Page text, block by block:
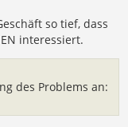
so tief, dass
interessiert.
des Problems an: